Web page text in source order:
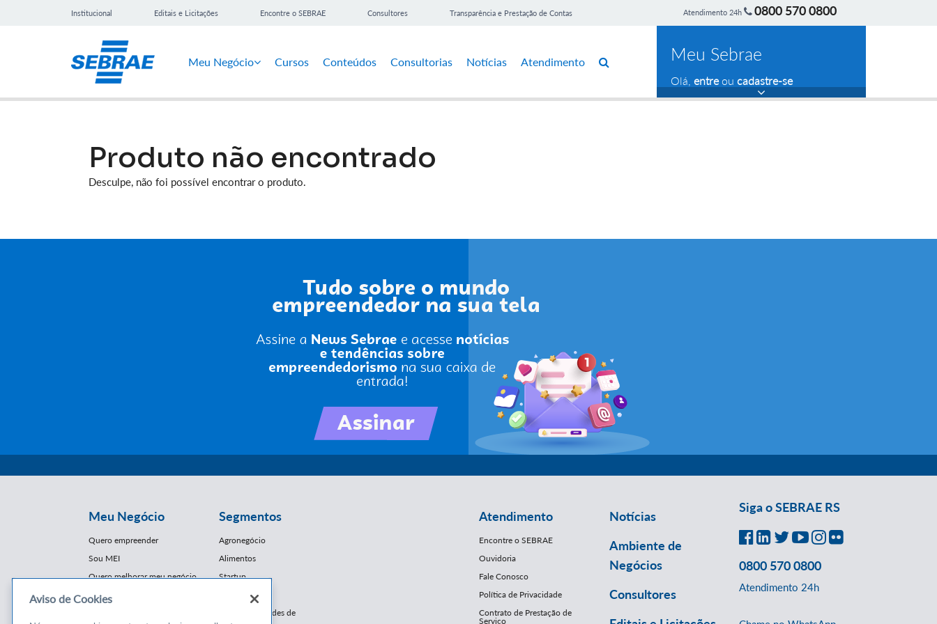
Institucional Editais e Licitações Encontre o SEBRAE Consultores Transparência e Prestação de Contas Atendimento 24h 0800 570 0800
Meu Negócio Cursos Conteúdos Consultorias Notícias Atendimento Meu Sebrae
Olá, entreou cadastre-se
Produto não encontrado
Desculpe, não foi possível encontrar o produto.
Meu Negócio
Quero empreender
Sou MEI
Quero melhorar meu negócio
Segmentos
Agronegócio
Alimentos
Startup
E-Commerce
Franquias / Redes de
Cooperação
Atendimento
Encontre o SEBRAE
Ouvidoria
Fale Conosco
Política de Privacidade
Contrato de Prestação de
Serviço
Notícias
Ambiente de
Negócios
Consultores
Siga o SEBRAE RS
0800 570 0800
Atendimento 24h
Aviso de Cookies